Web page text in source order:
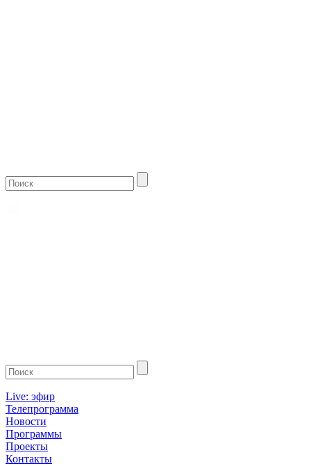
Live: эфир
Телепрограмма
Новости
Программы
Проекты
Контакты